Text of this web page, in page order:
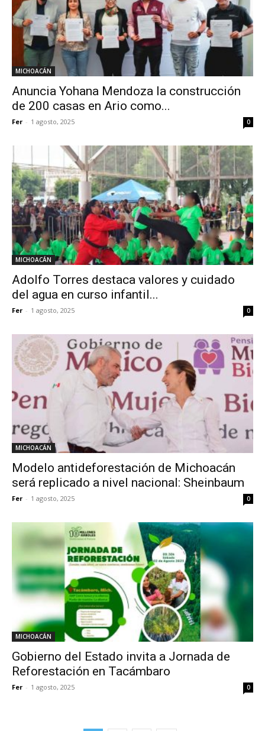
MICHOACÁN
Anuncia Yohana Mendoza la construcción
de 200 casas en Ario como...
Fer - 1 agosto, 2025 0
MICHOACÁN
Adolfo Torres destaca valores y cuidado
del agua en curso infantil...
Fer - 1 agosto, 2025 0
MICHOACÁN
Modelo antideforestación de Michoacán
será replicado a nivel nacional: Sheinbaum
Fer - 1 agosto, 2025 0
MICHOACÁN
Gobierno del Estado invita a Jornada de
Reforestación en Tacámbaro
Fer - 1 agosto, 2025 0